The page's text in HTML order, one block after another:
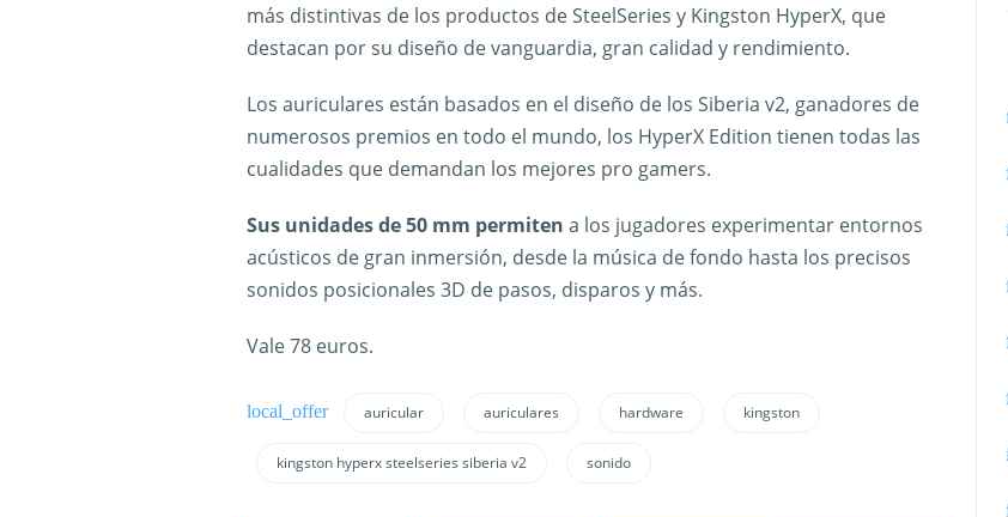
más distintivas de los productos de SteelSeries y Kingston HyperX, que
destacan por su diseño de vanguardia, gran calidad y rendimiento.
Los auriculares están basados en el diseño de los Siberia v2, ganadores de
numerosos premios en todo el mundo, los HyperX Edition tienen todas las
cualidades que demandan los mejores pro gamers.
Sus unidades de 50 mm permiten a los jugadores experimentar entornos
acústicos de gran inmersión, desde la música de fondo hasta los precisos
sonidos posicionales 3D de pasos, disparos y más.
Vale 78 euros.
auricular auriculares hardware kingston
kingston hyperx steelseries siberia v2 sonido